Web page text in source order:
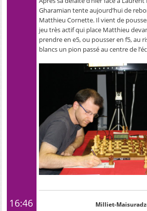
Gharamian tente aujourd’hui de
Matthieu Cornette. Il vient de
jeu très actif qui place Matthieu
prendre en e5, ou pousser en f5, au
blancs un pion passé au centre de
16:46 Milliet-